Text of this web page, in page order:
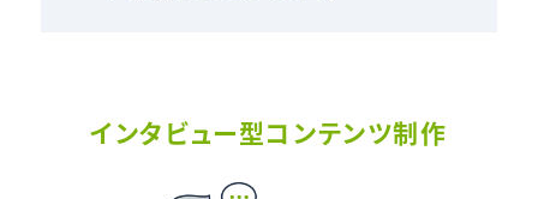
インタビュー型コンテンツ制作